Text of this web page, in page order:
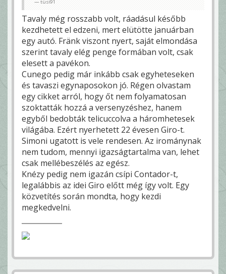
tüsi91
Tavaly még rosszabb volt, ráadásul később
kezdhetett el edzeni, mert elütötte januárban
egy autó. Fränk viszont nyert, saját elmondása
szerint tavaly elég penge formában volt, csak
elesett a pavékon.
Cunego pedig már inkább csak egyheteseken
és tavaszi egynaposokon jó. Régen olvastam
egy cikket arról, hogy őt nem folyamatosan
szoktatták hozzá a versenyzéshez, hanem
egyből bedobták telicuccolva a háromhetesek
világába. Ezért nyerhetett 22 évesen Giro-t.
Simoni ugatott is vele rendesen. Az irománynak
nem tudom, mennyi igazságtartalma van, lehet
csak mellébeszélés az egész.
Knézy pedig nem igazán csípi Contador-t,
legalábbis az idei Giro előtt még így volt. Egy
közvetítés során mondta, hogy kezdi
megkedvelni.